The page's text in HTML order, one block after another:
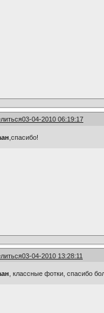
03-04-2010 06:19:17
,спасибо!
03-04-2010 13:28:11
, классные фотки, спасибо